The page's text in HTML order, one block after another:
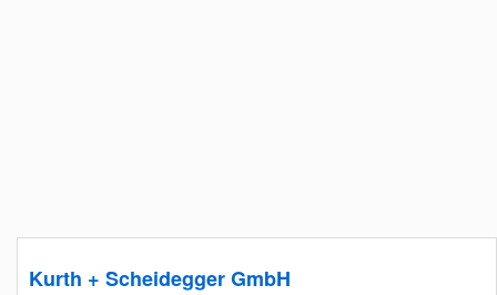
Kurth + Scheidegger GmbH